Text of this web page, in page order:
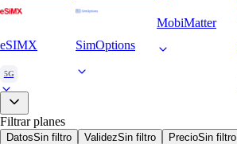
eSIMX
5G
SimOptions
MobiMatter
Filtrar planes
DatosSin filtro ValidezSin filtro PrecioSin filtro